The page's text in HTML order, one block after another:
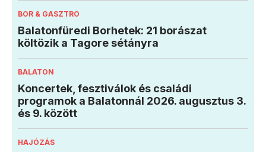
BOR & GASZTRO
Balatonfüredi Borhetek: 21 borászat
költözik a Tagore sétányra
BALATON
Koncertek, fesztiválok és családi
programok a Balatonnál 2026. augusztus 3.
és 9. között
HAJÓZÁS